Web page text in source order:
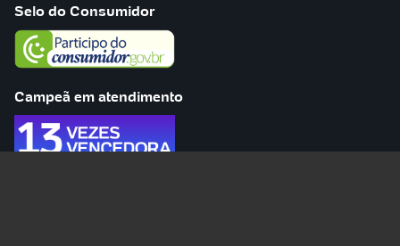
Selo do Consumidor
Campeã em atendimento